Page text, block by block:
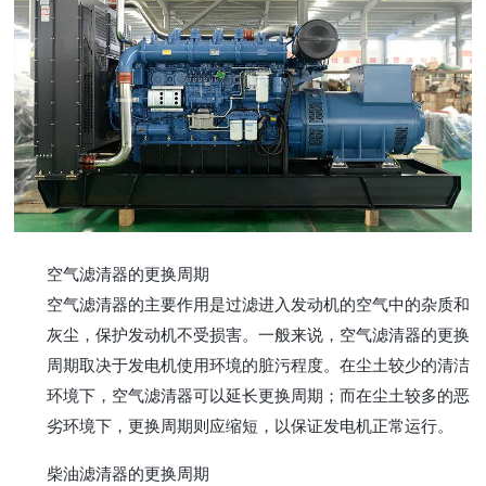
空气滤清器的更换周期
空气滤清器的主要作用是过滤进入发动机的空气中的杂质和
灰尘，保护发动机不受损害。一般来说，空气滤清器的更换
周期取决于发电机使用环境的脏污程度。在尘土较少的清洁
环境下，空气滤清器可以延长更换周期；而在尘土较多的恶
劣环境下，更换周期则应缩短，以保证发电机正常运行。
柴油滤清器的更换周期